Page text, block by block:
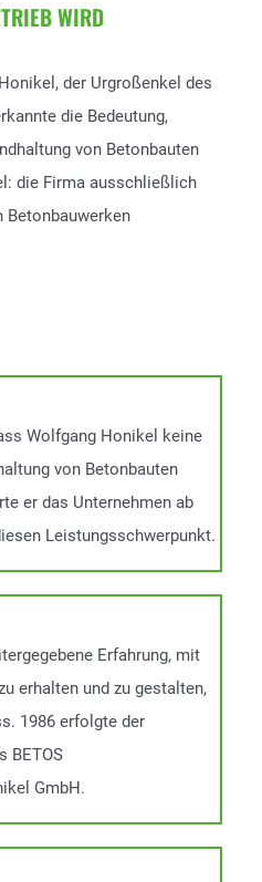
WIRD
der Urgroßenkel des
die Bedeutung,
von Betonbauten
die Firma ausschließlich
Betonbauwerken
Wolfgang Honikel keine
von Betonbauten
er das Unternehmen ab
Leistungsschwerpunkt.
Erfahrung, mit
erhalten und zu gestalten,
1986 erfolgte der
BETOS
GmbH.